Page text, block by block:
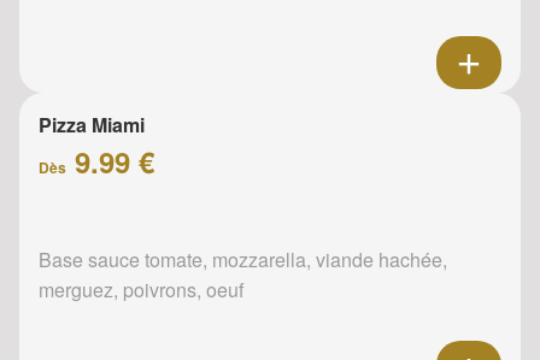
Pizza Miami
Dès 9.99 €
Base sauce tomate, mozzarella, viande hachée,
merguez, poivrons, oeuf